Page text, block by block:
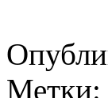
Метки: